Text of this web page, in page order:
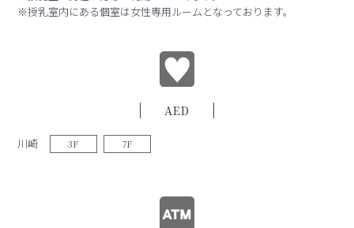
※授乳室内にある個室は女性専用ルームとなっております。
AED
川崎 3F 7F